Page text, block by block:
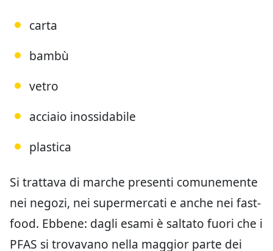
carta
bambù
vetro
acciaio inossidabile
plastica
Si trattava di marche presenti comunemente
nei negozi, nei supermercati e anche nei fast-
food. Ebbene: dagli esami è saltato fuori che i
PFAS si trovavano nella maggior parte dei